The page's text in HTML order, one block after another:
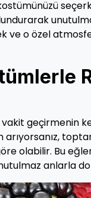
ve o özel
geçirmenin
olabilir. Bu
anlarla